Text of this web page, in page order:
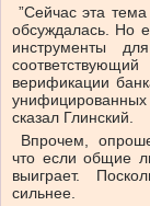
”Сейчас эта
обсуждалась. Но
инструменты
верификации
сказал Глинский.
Впрочем,
что если общие
выиграет.
сильнее.